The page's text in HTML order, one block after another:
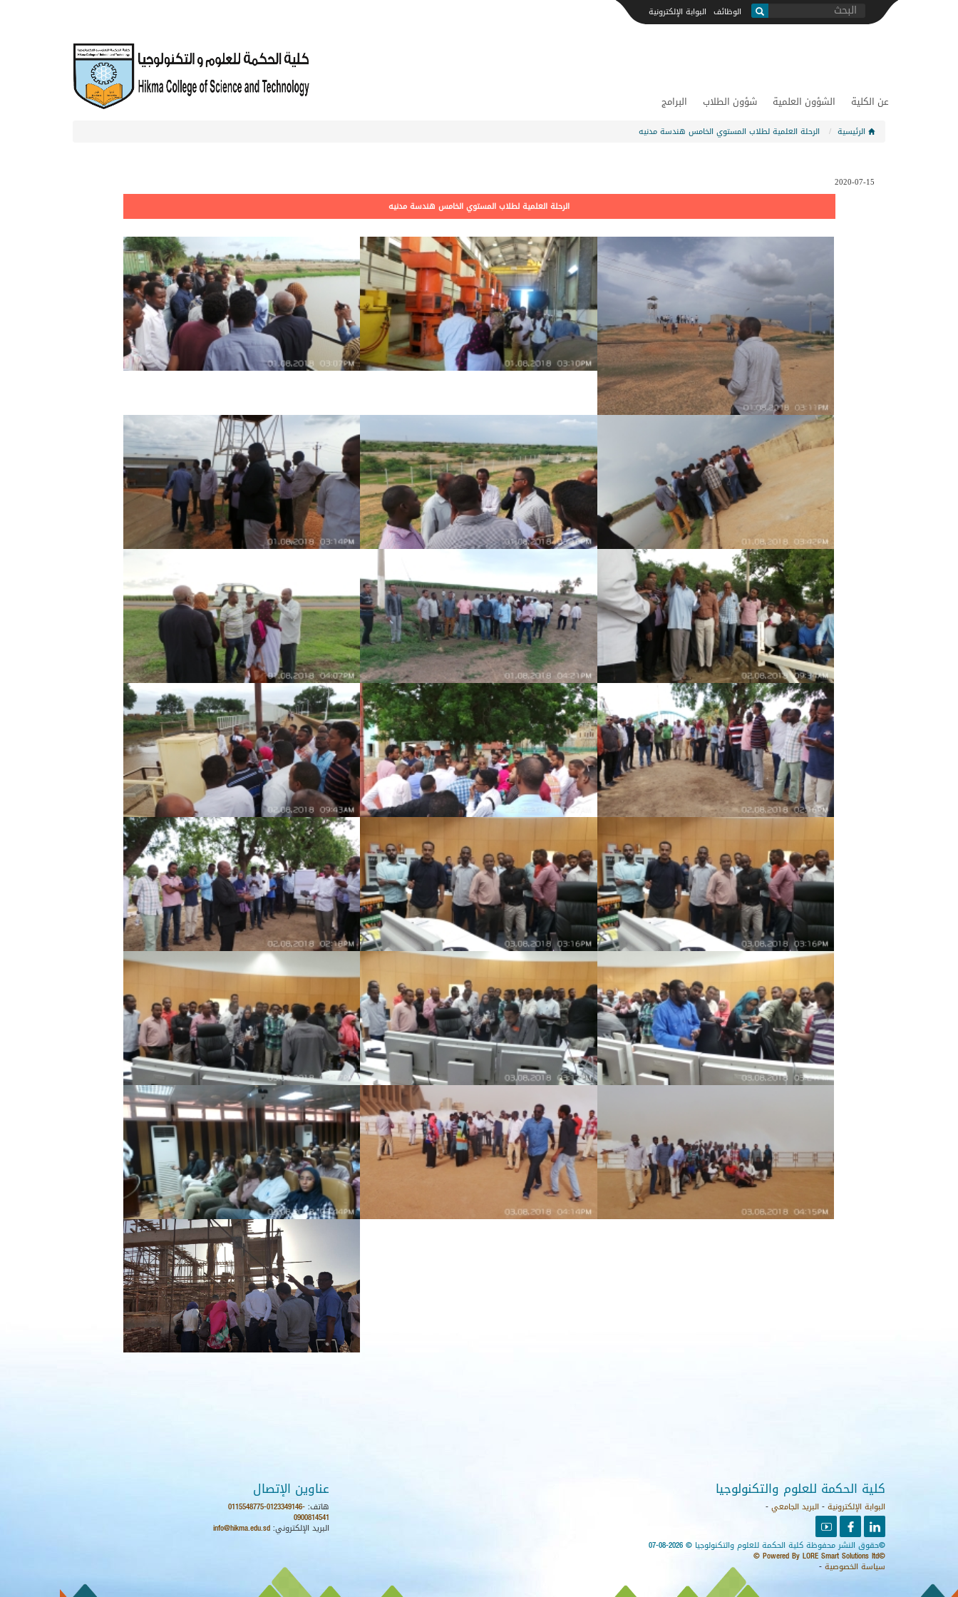
البوابة الإلكترونية الوظائف بحث
ابحث
عن الكلية الشؤون العلمية شؤون الطلاب البرامج
الرئيسية الرحلة العلمية لطلاب المستوي الخامس هندسة مدنيه
2020-07-15
الرحلة العلمية لطلاب المستوي الخامس هندسة مدنيه
كلية الحكمة للعلوم والتكنولوجيا
البوابة الإلكترونية- البريد الجامعي-
linkedin
facebook
youtube
©حقوق النشر محفوظة كلية الحكمة للعلوم والتكنولوجيا © 2026-08-07
©Powered By LORE Smart Solutions ltd ©
سياسة الخصوصية-
عناوين الإتصال
هاتف:0115548775-0123349146-
0900814541
البريد الإلكتروني:info@hikma.edu.sd